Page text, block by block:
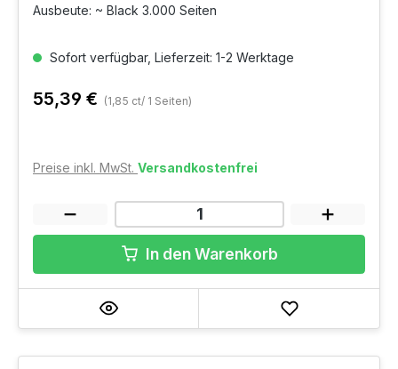
Ausbeute: ~ Black 3.000 Seiten
Sofort verfügbar, Lieferzeit: 1-2 Werktage
55,39 € (1,85 ct/ 1 Seiten)
Preise inkl. MwSt. Versandkostenfrei
In den Warenkorb